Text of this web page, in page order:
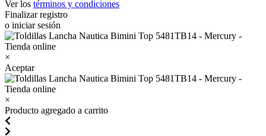
Ver los términos y condiciones
Finalizar registro
o iniciar sesión
×
Aceptar
×
Producto agregado a carrito